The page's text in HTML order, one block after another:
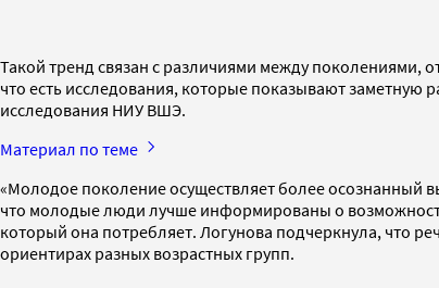
Такой тренд связан с различиями между поколениями,
что есть исследования, которые показывают заметную
исследования НИУ ВШЭ.
Материал по теме
«Молодое поколение осуществляет более осознанный
что молодые люди лучше информированы о
который она потребляет. Логунова подчеркнула, что
ориентирах разных возрастных групп.